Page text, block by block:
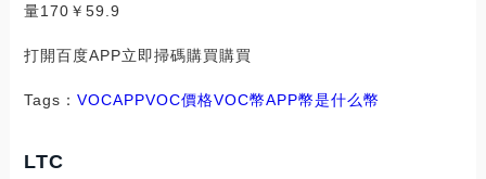
量170￥59.9
打開百度APP立即掃碼購買購買
Tags： VOCAPPVOC價格VOC幣APP幣是什么幣
LTC